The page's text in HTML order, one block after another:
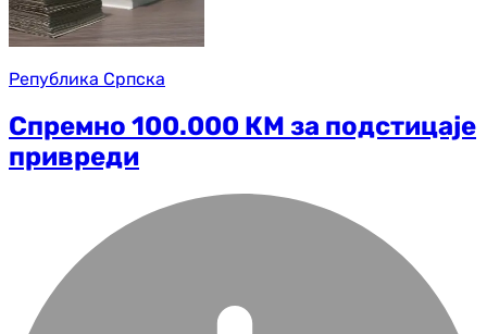
Република Српска
Спремно 100.000 КМ за подстицаје
привреди